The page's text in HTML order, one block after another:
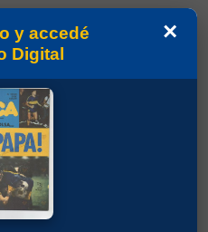
×
y accedé
Digital